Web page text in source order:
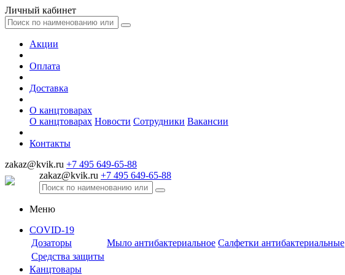
Личный кабинет
Акции
Оплата
Доставка
О канцтоварах
О канцтоварах Новости Сотрудники Вакансии
Контакты
zakaz@kvik.ru +7 495 649-65-88
zakaz@kvik.ru +7 495 649-65-88
Меню
COVID-19
Дозаторы
Мыло антибактериальное Салфетки антибактериальные
Средства защиты
Канцтовары